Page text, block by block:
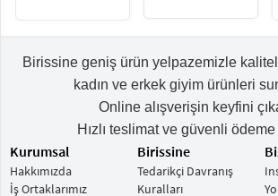
Birissine geniş ürün yelpazemizle
kadın ve erkek giyim ürünleri
Online alışverişin keyfini
Hızlı teslimat ve güvenli ödeme
Kurumsal
Hakkımızda
İş Ortaklarımız
Birissine
Tedarikçi Davranış
Kuralları